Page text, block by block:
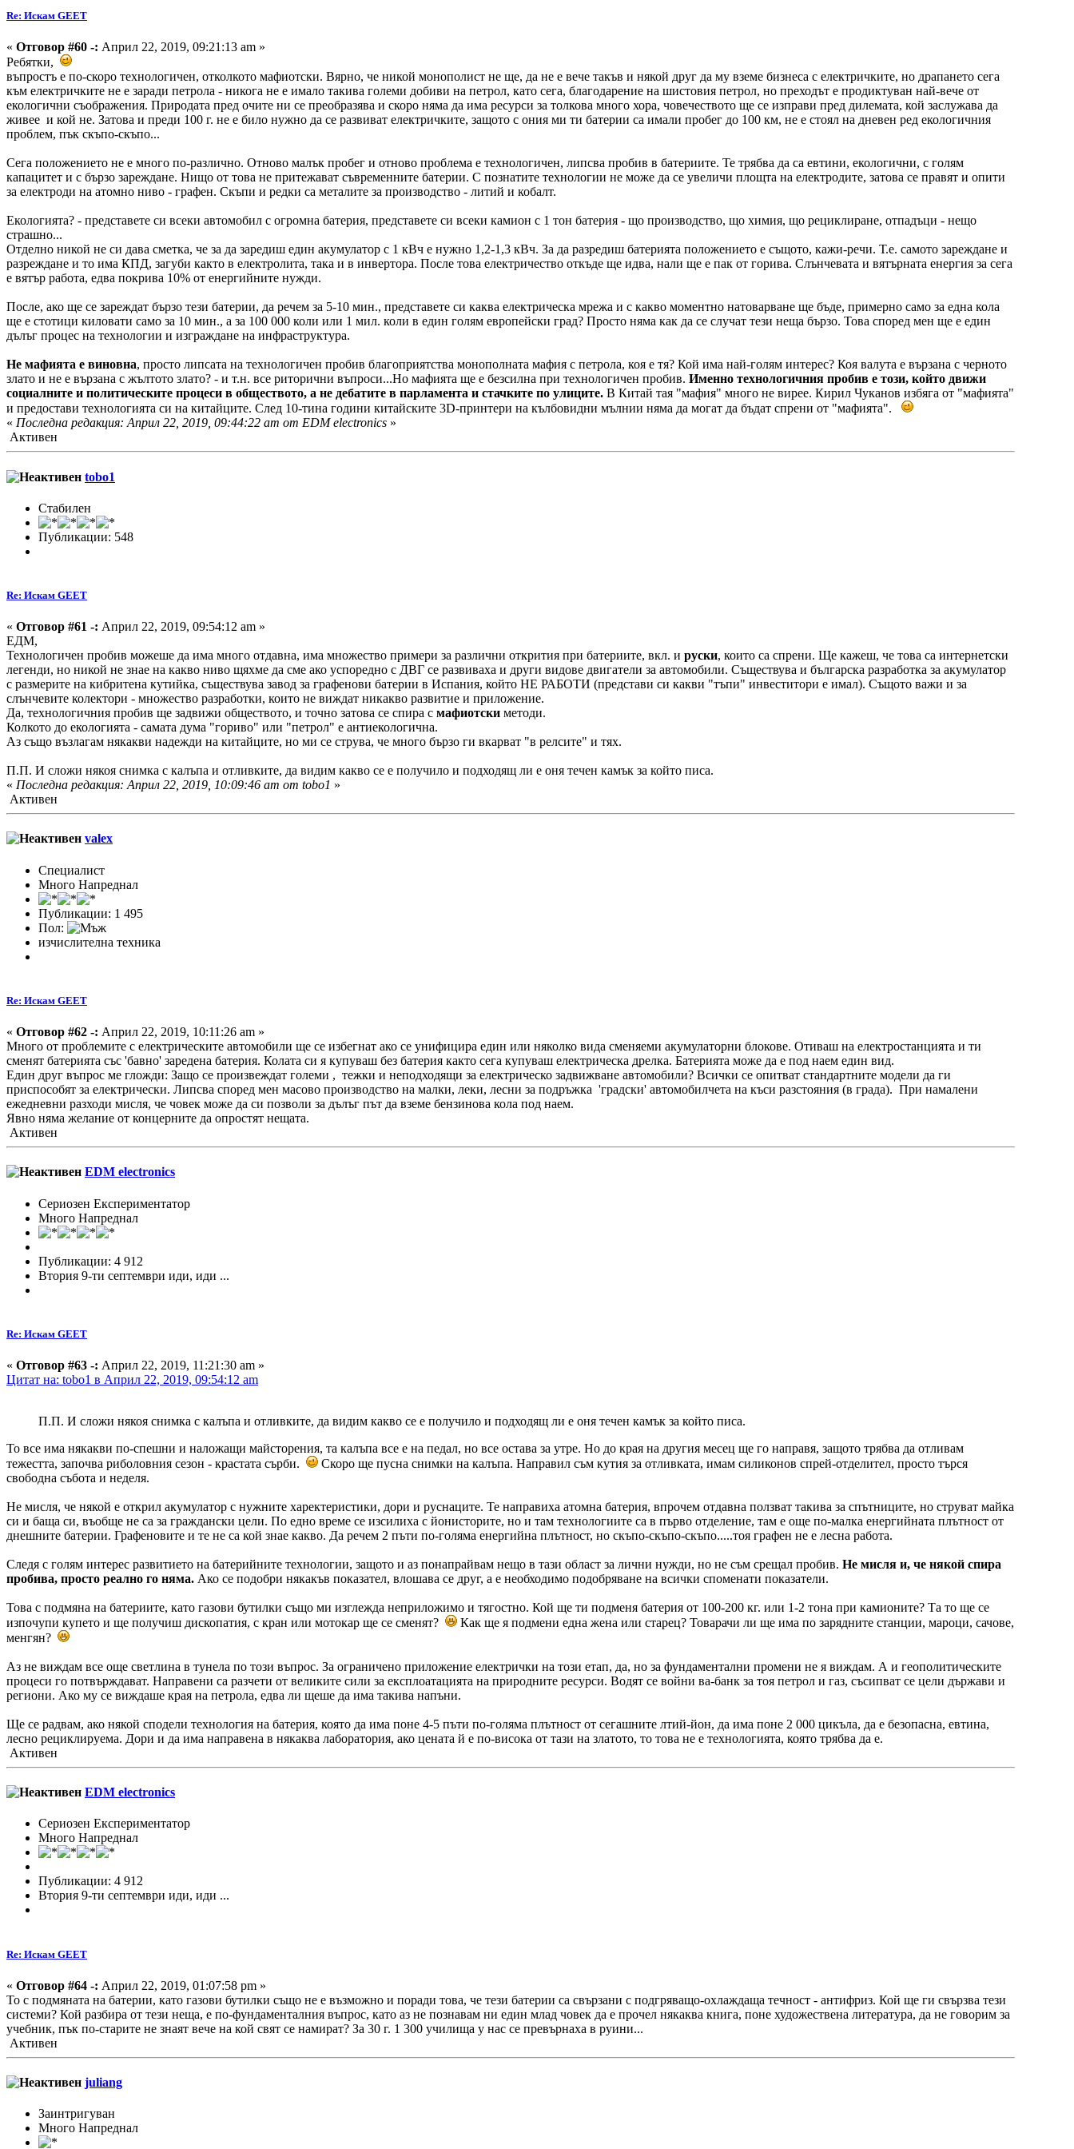
Re: Искам GEET
« Отговор #60 -: Април 22, 2019, 09:21:13 am »
Ребятки,
въпростъ е по-скоро технологичен, отколкото мафиотски. Вярно, че никой монополист не ще, да не е вече такъв и някой друг да му вземе бизнеса с електричките, но драпането сега
към електричките не е заради петрола - никога не е имало такива големи добиви на петрол, като сега, благодарение на шистовия петрол, но преходът е продиктуван най-вече от
екологични съображения. Природата пред очите ни се преобразява и скоро няма да има ресурси за толкова много хора, човечеството ще се изправи пред дилемата, кой заслужава да
живее и кой не. Затова и преди 100 г. не е било нужно да се развиват електричките, защото с ония ми ти батерии са имали пробег до 100 км, не е стоял на дневен ред екологичния
проблем, пък скъпо-скъпо...
Сега положението не е много по-различно. Отново малък пробег и отново проблема е технологичен, липсва пробив в батериите. Те трябва да са евтини, екологични, с голям
капацитет и с бързо зареждане. Нищо от това не притежават съвременните батерии. С познатите технологии не може да се увеличи площта на електродите, затова се правят и опити
за електроди на атомно ниво - графен. Скъпи и редки са металите за производство - литий и кобалт.
Екологията? - представете си всеки автомобил с огромна батерия, представете си всеки камион с 1 тон батерия - що производство, що химия, що рециклиране, отпадъци - нещо
страшно...
Отделно никой не си дава сметка, че за да заредиш един акумулатор с 1 кВч е нужно 1,2-1,3 кВч. За да разредиш батерията положението е същото, кажи-речи. Т.е. самото зареждане и
разреждане и то има КПД, загуби както в електролита, така и в инвертора. После това електричество откъде ще идва, нали ще е пак от горива. Слънчевата и вятърната енергия за сега
е вятър работа, едва покрива 10% от енергийните нужди.
После, ако ще се зареждат бързо тези батерии, да речем за 5-10 мин., представете си каква електрическа мрежа и с какво моментно натоварване ще бъде, примерно само за една кола
ще е стотици киловати само за 10 мин., а за 100 000 коли или 1 мил. коли в един голям европейски град? Просто няма как да се случат тези неща бързо. Това според мен ще е един
дълъг процес на технологии и изграждане на инфраструктура.
Не мафията е виновна, просто липсата на технологичен пробив благоприятства монополната мафия с петрола, коя е тя? Кой има най-голям интерес? Коя валута е вързана с черното
злато и не е вързана с жълтото злато? - и т.н. все риторични въпроси...Но мафията ще е безсилна при технологичен пробив. Именно технологичния пробив е този, който движи
социалните и политическите процеси в обществото, а не дебатите в парламента и стачките по улиците. В Китай тая "мафия" много не вирее. Кирил Чуканов избяга от "мафията"
и предостави технологията си на китайците. След 10-тина години китайските 3D-принтери на кълбовидни мълнии няма да могат да бъдат спрени от "мафията".
« Последна редакция: Април 22, 2019, 09:44:22 am от EDM electronics »
Активен
tobo1
Стабилен
Публикации: 548
Re: Искам GEET
« Отговор #61 -: Април 22, 2019, 09:54:12 am »
ЕДМ,
Технологичен пробив можеше да има много отдавна, има множество примери за различни открития при батериите, вкл. и руски, които са спрени. Ще кажеш, че това са интернетски
легенди, но никой не знае на какво ниво щяхме да сме ако успоредно с ДВГ се развиваха и други видове двигатели за автомобили. Съществува и българска разработка за акумулатор
с размерите на кибритена кутийка, съществува завод за графенови батерии в Испания, който НЕ РАБОТИ (представи си какви "тъпи" инвеститори е имал). Същото важи и за
слънчевите колектори - множество разработки, които не виждат никакво развитие и приложение.
Да, технологичния пробив ще задвижи обществото, и точно затова се спира с мафиотски методи.
Колкото до екологията - самата дума "гориво" или "петрол" е антиекологична.
Аз също възлагам някакви надежди на китайците, но ми се струва, че много бързо ги вкарват "в релсите" и тях.
П.П. И сложи някоя снимка с калъпа и отливките, да видим какво се е получило и подходящ ли е оня течен камък за който писа.
« Последна редакция: Април 22, 2019, 10:09:46 am от tobo1 »
Активен
valex
Специалист
Много Напреднал
Публикации: 1 495
Пол:
изчислителна техника
Re: Искам GEET
« Отговор #62 -: Април 22, 2019, 10:11:26 am »
Много от проблемите с електрическите автомобили ще се избегнат ако се унифицира един или няколко вида сменяеми акумулаторни блокове. Отиваш на електростанцията и ти
сменят батерията със 'бавно' заредена батерия. Колата си я купуваш без батерия както сега купуваш електрическа дрелка. Батерията може да е под наем един вид.
Един друг въпрос ме гложди: Защо се произвеждат големи , тежки и неподходящи за електрическо задвижване автомобили? Всички се опитват стандартните модели да ги
приспособят за електрически. Липсва според мен масово производство на малки, леки, лесни за подръжка 'градски' автомобилчета на къси разстояния (в града). При намалени
ежедневни разходи мисля, че човек може да си позволи за дълъг път да вземе бензинова кола под наем.
Явно няма желание от концерните да опростят нещата.
Активен
EDM electronics
Сериозен Експериментатор
Много Напреднал
Публикации: 4 912
Втория 9-ти септември иди, иди ...
Re: Искам GEET
« Отговор #63 -: Април 22, 2019, 11:21:30 am »
Цитат на: tobo1 в Април 22, 2019, 09:54:12 am
П.П. И сложи някоя снимка с калъпа и отливките, да видим какво се е получило и подходящ ли е оня течен камък за който писа.
То все има някакви по-спешни и наложащи майсторения, та калъпа все е на педал, но все остава за утре. Но до края на другия месец ще го направя, защото трябва да отливам
тежестта, започва риболовния сезон - крастата сърби.
Скоро ще пусна снимки на калъпа. Направил съм кутия за отливката, имам силиконов спрей-отделител, просто търся
свободна събота и неделя.
Не мисля, че някой е открил акумулатор с нужните харектеристики, дори и руснаците. Те направиха атомна батерия, впрочем отдавна ползват такива за спътниците, но струват майка
си и баща си, въобще не са за граждански цели. По едно време се изсилиха с йонисторите, но и там технологиите са в първо отделение, там е още по-малка енергийната плътност от
днешните батерии. Графеновите и те не са кой знае какво. Да речем 2 пъти по-голяма енергийна плътност, но скъпо-скъпо-скъпо.....тоя графен не е лесна работа.
Следя с голям интерес развитието на батерийните технологии, защото и аз понапрайвам нещо в тази област за лични нужди, но не съм срещал пробив. Не мисля и, че някой спира
пробива, просто реално го няма. Ако се подобри някакъв показател, влошава се друг, а е необходимо подобряване на всички споменати показатели.
Това с подмяна на батериите, като газови бутилки също ми изглежда неприложимо и тягостно. Кой ще ти подменя батерия от 100-200 кг. или 1-2 тона при камионите? Та то ще се
изпочупи купето и ще получиш дископатия, с кран или мотокар ще се сменят?
Как ще я подмени една жена или старец? Товарачи ли ще има по зарядните станции, мароци, сачове,
менгян?
Аз не виждам все още светлина в тунела по този въпрос. За ограничено приложение електрички на този етап, да, но за фундаментални промени не я виждам. А и геополитическите
процеси го потвърждават. Направени са разчети от великите сили за експлоатацията на природните ресурси. Водят се войни ва-банк за тоя петрол и газ, съсипват се цели държави и
региони. Ако му се виждаше края на петрола, едва ли щеше да има такива напъни.
Ще се радвам, ако някой сподели технология на батерия, която да има поне 4-5 пъти по-голяма плътност от сегашните лтий-йон, да има поне 2 000 цикъла, да е безопасна, евтина,
лесно рециклируема. Дори и да има направена в някаква лаборатория, ако цената й е по-висока от тази на златото, то това не е технологията, която трябва да е.
Активен
EDM electronics
Сериозен Експериментатор
Много Напреднал
Публикации: 4 912
Втория 9-ти септември иди, иди ...
Re: Искам GEET
« Отговор #64 -: Април 22, 2019, 01:07:58 pm »
То с подмяната на батерии, като газови бутилки също не е възможно и поради това, че тези батерии са свързани с подгряващо-охлаждаща течност - антифриз. Кой ще ги свързва тези
системи? Кой разбира от тези неща, е по-фундаменталния въпрос, като аз не познавам ни един млад човек да е прочел някаква книга, поне художествена литература, да не говорим за
учебник, пък по-старите не знаят вече на кой свят се намират? За 30 г. 1 300 училища у нас се превърнаха в руини...
Активен
juliang
Заинтригуван
Много Напреднал